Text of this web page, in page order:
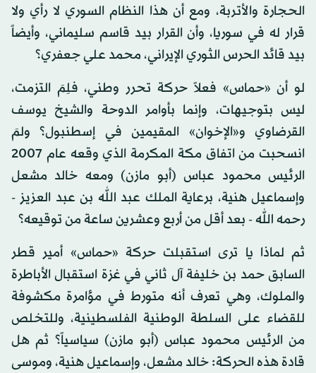
الحجارة والأتربة، ومع أن هذا النظام السوري لا رأي ولا
قرار له في سوريا، وأن القرار بيد قاسم سليماني، وأيضاً
بيد قائد الحرس الثوري الإيراني، محمد علي جعفري؟
لو أن «حماس» فعلاً حركة تحرر وطني، فلِمَ التزمت،
ليس بتوجيهات، وإنما بأوامر الدوحة والشيخ يوسف
القرضاوي و«الإخوان» المقيمين في إسطنبول؟ ولمَ
انسحبت من اتفاق مكة المكرمة الذي وقعه عام 2007
الرئيس محمود عباس (أبو مازن) ومعه خالد مشعل
وإسماعيل هنية، برعاية الملك عبد الله بن عبد العزيز -
رحمه الله - بعد أقل من أربع وعشرين ساعة من توقيعه؟
ثم لماذا يا ترى استقبلت حركة «حماس» أمير قطر
السابق حمد بن خليفة آل ثاني في غزة استقبال الأباطرة
والملوك، وهي تعرف أنه متورط في مؤامرة مكشوفة
للقضاء على السلطة الوطنية الفلسطينية، وللتخلص
من الرئيس محمود عباس (أبو مازن) سياسياً؟ ثم هل
قادة هذه الحركة: خالد مشعل، وإسماعيل هنية، وموسى